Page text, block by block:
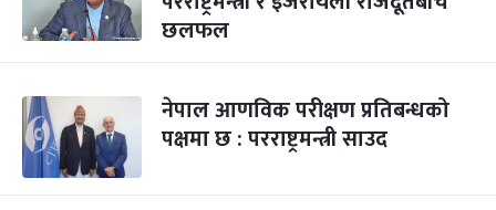
छलफल
नेपाल आणविक परीक्षण प्रतिबन्धको
पक्षमा छ : परराष्ट्रमन्त्री साउद